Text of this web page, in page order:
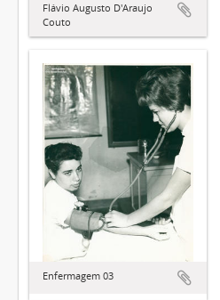
Flávio Augusto D'Araujo
Couto
Enfermagem 03